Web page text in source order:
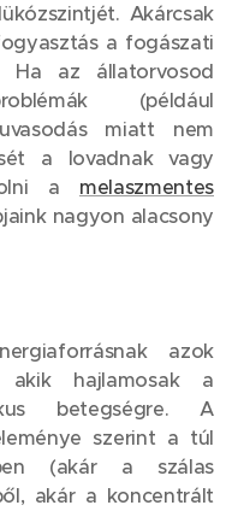
Akárcsak
a fogászati
Ha az állatorvosod
(például
miatt nem
a lovadnak vagy
a melaszmentes
nagyon alacsony
azok
hajlamosak a
betegségre. A
szerint a túl
(akár a szálas
akár a koncentrált